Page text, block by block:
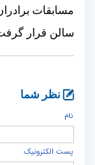
مسابقات
سالن قرار
نظر شما
نام
پست الكترونيک